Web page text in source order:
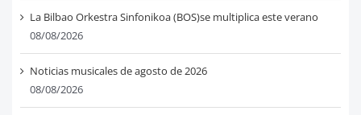
La Bilbao Orkestra Sinfonikoa (BOS)se multiplica este verano
08/08/2026
Noticias musicales de agosto de 2026
08/08/2026